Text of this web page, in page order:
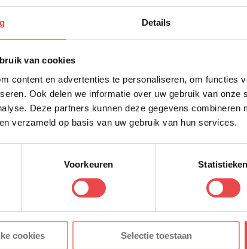
Details
van cookies
content en advertenties te personaliseren, om functies
Ook delen we informatie over uw gebruik van onze
Deze partners kunnen deze gegevens combineren
verzameld op basis van uw gebruik van hun services.
Voorkeuren Statistieken
cookies Selectie toestaan
laat Dirk zien hoe je de welbekende pulled
10%
eerste
VOORNAAM*
E-MAILADRES*
voorwaarden.